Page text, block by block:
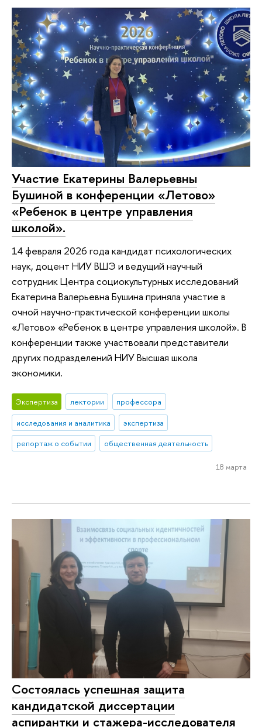
Участие Екатерины Валерьевны
Бушиной в конференции «Летово»
«Ребенок в центре управления
школой».
14 февраля 2026 года кандидат психологических
наук, доцент НИУ ВШЭ и ведущий научный
сотрудник Центра социокультурных исследований
Екатерина Валерьевна Бушина приняла участие в
очной научно‑практической конференции школы
«Летово» «Ребенок в центре управления школой». В
конференции также участвовали представители
других подразделений НИУ Высшая школа
экономики.
Экспертиза лектории
профессора
исследования и аналитика
экспертиза
репортаж о событии
общественная деятельность
18 марта
Состоялась успешная защита
кандидатской диссертации
аспирантки и стажера-исследователя